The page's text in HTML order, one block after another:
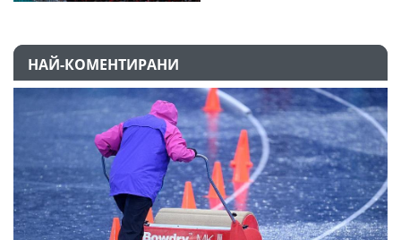
НАЙ-КОМЕНТИРАНИ